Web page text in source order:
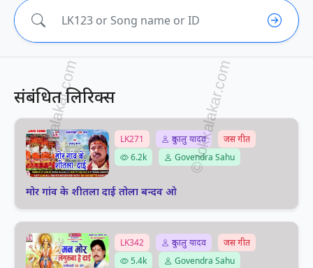
संबंधित लिरिक्स
LK271 दुकालु यादव
जस गीत
6.2k
Govendra Sahu
मोर गांव के शीतला दाई तोला बन्दव ओ
LK342 दुकालु यादव
जस गीत
5.4k
Govendra Sahu